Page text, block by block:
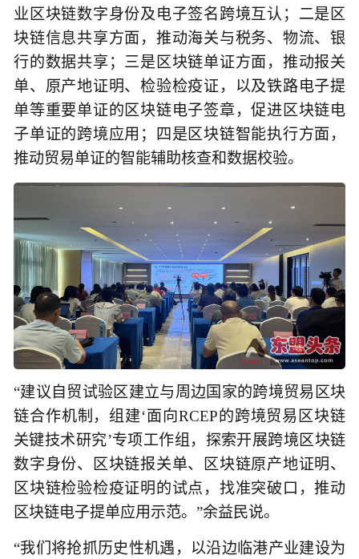
业区块链数字身份及电子签名跨境互认；二是区
块链信息共享方面，推动海关与税务、物流、银
行的数据共享；三是区块链单证方面，推动报关
单、原产地证明、检验检疫证，以及铁路电子提
单等重要单证的区块链电子签章，促进区块链电
子单证的跨境应用；四是区块链智能执行方面，
推动贸易单证的智能辅助核查和数据校验。
“建议自贸试验区建立与周边国家的跨境贸易区块
链合作机制，组建‘面向RCEP的跨境贸易区块链
关键技术研究’专项工作组，探索开展跨境区块链
数字身份、区块链报关单、区块链原产地证明、
区块链检验检疫证明的试点，找准突破口，推动
区块链电子提单应用示范。”余益民说。
“我们将抢抓历史性机遇，以沿边临港产业建设为